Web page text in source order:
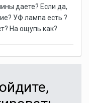
даете? Если да,
УФ лампа есть ?
На ощупь как?